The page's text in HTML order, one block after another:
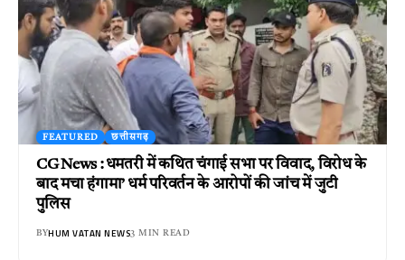
FEATURED छत्तीसगढ़
CG News : धमतरी में कथित चंगाई सभा पर विवाद, विरोध के
बाद मचा हंगामा’ धर्म परिवर्तन के आरोपों की जांच में जुटी
पुलिस
BYHUM VATAN NEWS3 MIN READ